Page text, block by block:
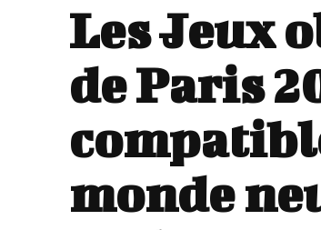
Les Jeux
de Paris
monde